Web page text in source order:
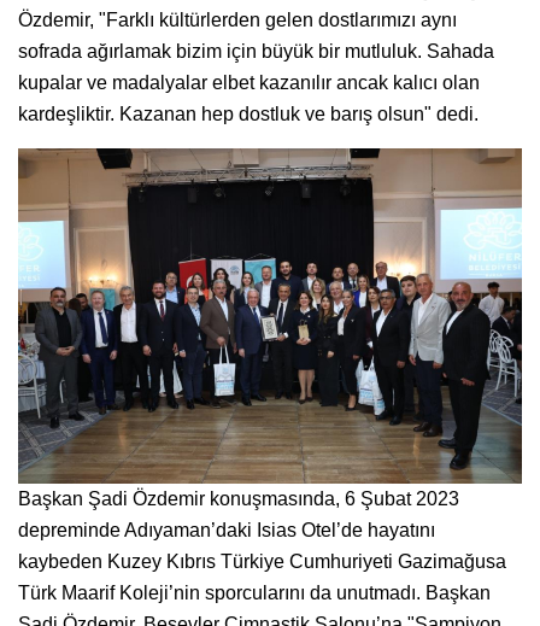
Özdemir, "Farklı kültürlerden gelen dostlarımızı aynı
sofrada ağırlamak bizim için büyük bir mutluluk. Sahada
kupalar ve madalyalar elbet kazanılır ancak kalıcı olan
kardeşliktir. Kazanan hep dostluk ve barış olsun" dedi.
Başkan Şadi Özdemir konuşmasında, 6 Şubat 2023
depreminde Adıyaman’daki Isias Otel’de hayatını
kaybeden Kuzey Kıbrıs Türkiye Cumhuriyeti Gazimağusa
Türk Maarif Koleji’nin sporcularını da unutmadı. Başkan